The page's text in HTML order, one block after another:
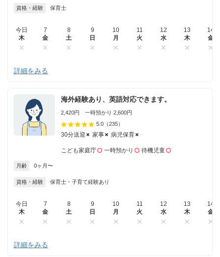
資格・経験 保育士
今日
木
7
金
8
土
9
日
10
月
11
火
12
水
13
木
14
金
詳細をみる
海外経験あり、英語対応できます。
2,420円 一時預かり 2,600円
5.0 （235）
30分送迎 家事 病児保育
こども家庭庁 一時預かり 待機児童
月齢 0ヶ月〜
資格・経験 保育士・子育て経験あり
今日
木
7
金
8
土
9
日
10
月
11
火
12
水
13
木
14
金
詳細をみる